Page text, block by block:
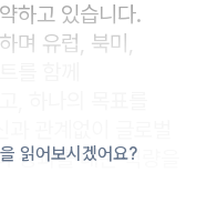
하고 있습니다.
며 유럽, 북미,
성과를 내는 역량을
읽어보시겠어요?